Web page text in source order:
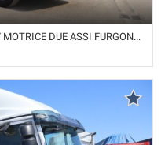
DUE ASSI FURGONATA C/SPONDA
• Bianco pastello • Pedana